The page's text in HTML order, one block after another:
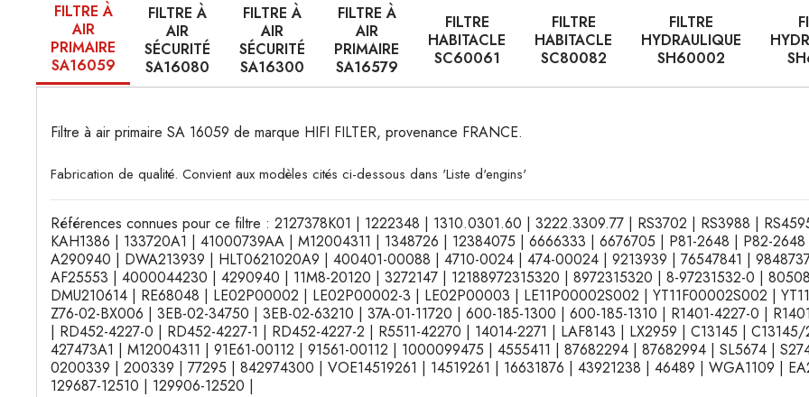
FILTRE À
AIR
PRIMAIRE
SA16059
FILTRE À
AIR
SÉCURITÉ
SA16080
FILTRE À
AIR
SÉCURITÉ
SA16300
FILTRE À
AIR
PRIMAIRE
SA16579
FILTRE
HABITACLE
SC60061
FILTRE
HABITACLE
SC80082
FILTRE
HYDRAULIQUE
SH60002
Filtre à air primaire SA 16059 de marque HIFI FILTER, provenance FRANCE.
Fabrication de qualité. Convient aux modèles cités ci-dessous dans 'Liste d'engins'
Références connues pour ce filtre : 2127378K01 | 1222348 | 1310.0301.60 | 3222.3309.77 | RS3702 | RS3988 |
KAH1386 | 133720A1 | 41000739AA | M12004311 | 1348726 | 12384075 | 6666333 | 6676705 | P81-2648 | P82-
A290940 | DWA213939 | HLT0621020A9 | 400401-00088 | 4710-0024 | 474-00024 | 9213939 | 76547841 |
AF25553 | 4000044230 | 4290940 | 11M8-20120 | 3272147 | 12188972315320 | 8972315320 | 8-97231532-0 |
DMU210614 | RE68048 | LE02P00002 | LE02P00002-3 | LE02P00003 | LE11P00002S002 | YT11F00002S002 |
Z76-02-BX006 | 3EB-02-34750 | 3EB-02-63210 | 37A-01-11720 | 600-185-1300 | 600-185-1310 | R1401-4227-0 |
| RD452-4227-0 | RD452-4227-1 | RD452-4227-2 | R5511-42270 | 14014-2271 | LAF8143 | LX2959 | C13145 |
427473A1 | M12004311 | 91E61-00112 | 91561-00112 | 1000099475 | 4555411 | 87682294 | 87682994 | SL5674 |
0200339 | 200339 | 77295 | 842974300 | VOE14519261 | 14519261 | 16631876 | 43921238 | 46489 | WGA1109 |
129687-12510 | 129906-12520 |